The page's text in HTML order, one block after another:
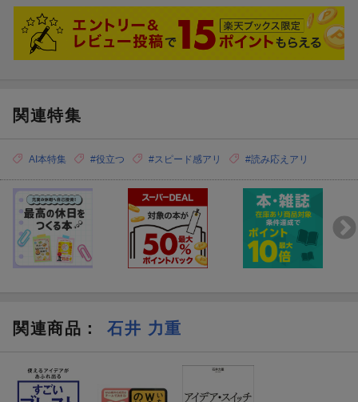
第9章 「課題」を分析してヒントを得る
第10章 「悩み」を分析してヒントを得る
第11章 「人」を分析してヒントを得る
関連特集
AI本特集 #役立つ #スピード感アリ #読み応えアリ
関連商品 ： 石井 力重